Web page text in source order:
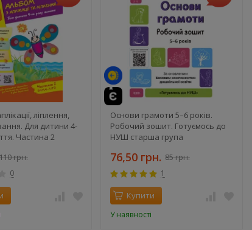
ліплення,
Для дитини 4-
Частина 2
грн.
0
Основи грамоти 5–6 років.
Робочий зошит. Готуємось до
НУШ старша група
76,50 грн. 85 грн.
1
Купити
У наявності